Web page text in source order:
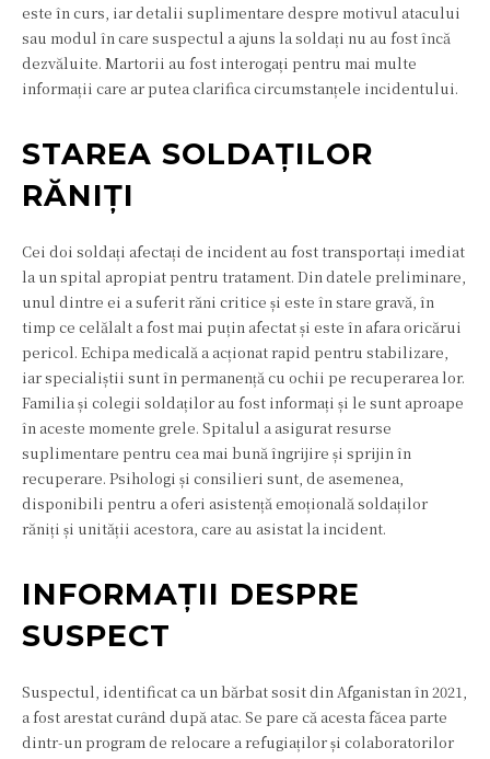
este în curs, iar detalii suplimentare despre motivul atacului
sau modul în care suspectul a ajuns la soldați nu au fost încă
dezvăluite. Martorii au fost interogați pentru mai multe
informații care ar putea clarifica circumstanțele incidentului.
STAREA SOLDAȚILOR
RĂNIȚI
Cei doi soldați afectați de incident au fost transportați imediat
la un spital apropiat pentru tratament. Din datele preliminare,
unul dintre ei a suferit răni critice și este în stare gravă, în
timp ce celălalt a fost mai puțin afectat și este în afara oricărui
pericol. Echipa medicală a acționat rapid pentru stabilizare,
iar specialiștii sunt în permanență cu ochii pe recuperarea lor.
Familia și colegii soldaților au fost informați și le sunt aproape
în aceste momente grele. Spitalul a asigurat resurse
suplimentare pentru cea mai bună îngrijire și sprijin în
recuperare. Psihologi și consilieri sunt, de asemenea,
disponibili pentru a oferi asistență emoțională soldaților
răniți și unității acestora, care au asistat la incident.
INFORMAȚII DESPRE
SUSPECT
Suspectul, identificat ca un bărbat sosit din Afganistan în 2021,
a fost arestat curând după atac. Se pare că acesta făcea parte
dintr-un program de relocare a refugiaților și colaboratorilor